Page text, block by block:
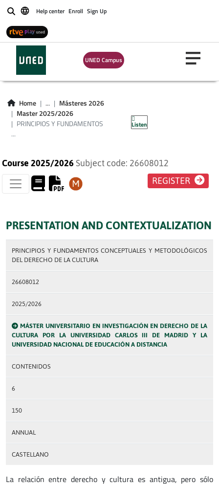
BuscarHelp center Enroll Sign Up
UNED Campus
Home ...
Másteres 2026
Master 2025/2026
PRINCIPIOS Y FUNDAMENTOS
...
Listen
PRINCIPIOS Y
FUNDAMENTOS
CONCEPTUALES Y
METODOLÓGICOS
DEL DERECHO DE LA
CULTURA
Course 2025/2026 Subject code: 26608012
REGISTER
PRESENTATION AND CONTEXTUALIZATION
PRINCIPIOS Y FUNDAMENTOS CONCEPTUALES Y METODOLÓGICOS
DEL DERECHO DE LA CULTURA
26608012
2025/2026
MÁSTER UNIVERSITARIO EN INVESTIGACIÓN EN DERECHO DE LA
CULTURA POR LA UNIVERSIDAD CARLOS III DE MADRID Y LA
UNIVERSIDAD NACIONAL DE EDUCACIÓN A DISTANCIA
CONTENIDOS
6
150
ANNUAL
CASTELLANO
La relación entre derecho y cultura es antigua, pero sólo